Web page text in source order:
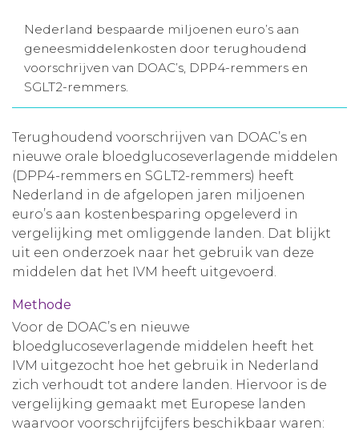
Aanmelden nieuwsbrief
Inloggen
Nederland bespaarde miljoenen euro’s aan
geneesmiddelenkosten door terughoudend
voorschrijven van DOAC’s, DPP4-remmers en
SGLT2-remmers.
Terughoudend voorschrijven van DOAC’s en
nieuwe orale bloedglucoseverlagende middelen
(DPP4-remmers en SGLT2-remmers) heeft
Nederland in de afgelopen jaren miljoenen
euro’s aan kostenbesparing opgeleverd in
vergelijking met omliggende landen. Dat blijkt
uit een onderzoek naar het gebruik van deze
middelen dat het IVM heeft uitgevoerd.
Methode
Voor de DOAC’s en nieuwe
bloedglucoseverlagende middelen heeft het
IVM uitgezocht hoe het gebruik in Nederland
zich verhoudt tot andere landen. Hiervoor is de
vergelijking gemaakt met Europese landen
waarvoor voorschrijfcijfers beschikbaar waren: